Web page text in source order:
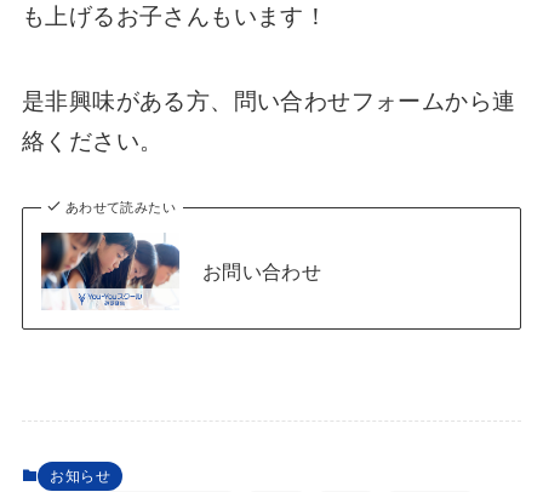
も上げるお子さんもいます！
是非興味がある方、問い合わせフォームから連
絡ください。
あわせて読みたい
お問い合わせ
お知らせ